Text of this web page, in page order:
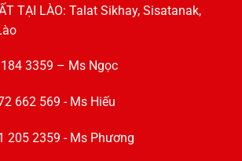
TẠI LÀO: Talat Sikhay, Sisatanak,
3359 – Ms Ngọc
662 569 - Ms Hiếu
205 2359 - Ms Phương